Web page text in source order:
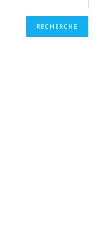
RECHERCHE